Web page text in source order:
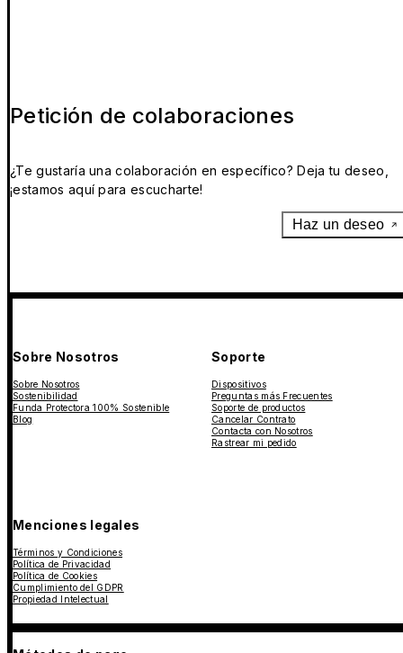
Petición de colaboraciones
¿Te gustaría una colaboración en específico? Deja tu deseo,
¡estamos aquí para escucharte!
Haz un deseo
Sobre Nosotros
Sobre Nosotros
Sostenibilidad
Funda Protectora 100% Sostenible
Blog
Soporte
Dispositivos
Preguntas más Frecuentes
Soporte de productos
Cancelar Contrato
Contacta con Nosotros
Rastrear mi pedido
Menciones legales
Términos y Condiciones
Política de Privacidad
Política de Cookies
Cumplimiento del GDPR
Propiedad Intelectual